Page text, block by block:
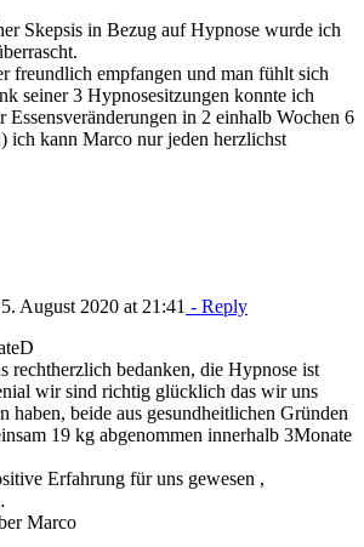
Skepsis in Bezug auf Hypnose wurde ich
freundlich empfangen und man fühlt sich
seiner 3 Hypnosesitzungen konnte ich
Essensveränderungen in 2 einhalb Wochen 6
ich kann Marco nur jeden herzlichst
5. August 2020 at 21:41 - Reply
rechtherzlich bedanken, die Hypnose ist
wir sind richtig glücklich das wir uns
haben, beide aus gesundheitlichen Gründen
19 kg abgenommen innerhalb 3Monate
Erfahrung für uns gewesen ,
Marco